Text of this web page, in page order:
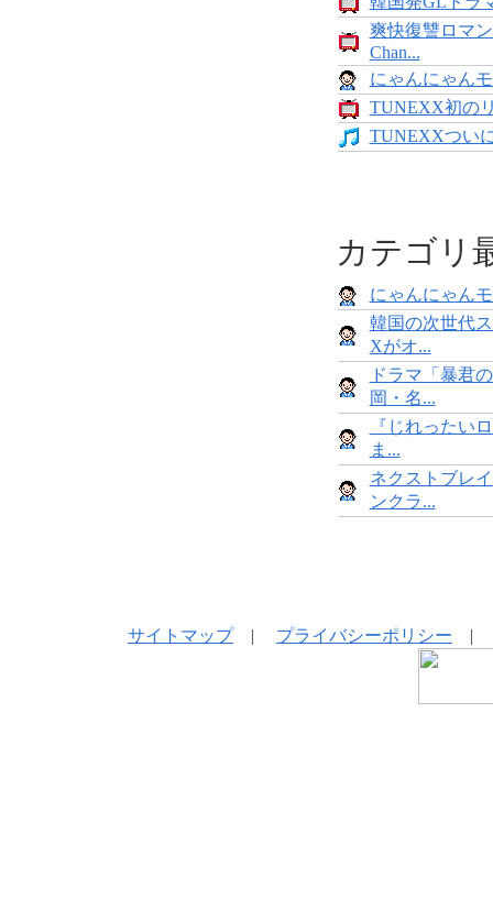
爽快復讐ロマ
Chan...
にゃんにゃん
TUNEXX初の
TUNEXXつい
カテゴリ
にゃんにゃん
韓国の次世代
Xがオ...
ドラマ「暴君
岡・名...
『じれったい
ま...
ネクストブレ
ンクラ...
サイトマップ| プライバシーポリシー